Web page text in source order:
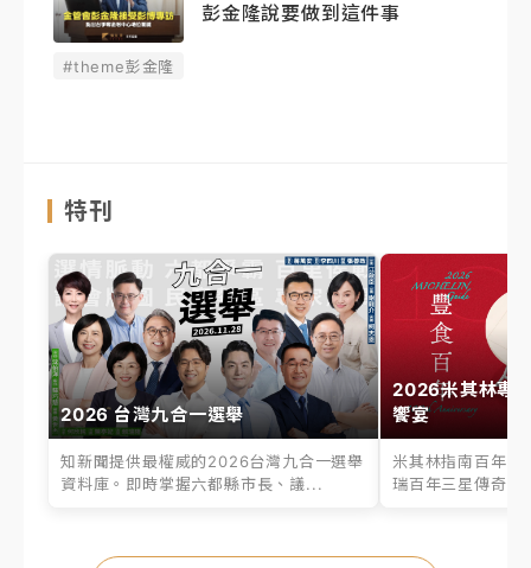
彭金隆說要做到這件事
#theme彭金隆
特刊
2026 台灣九合一選舉
知新聞提供最權威的2026台灣九合一選舉
資料庫。即時掌握六都縣市長、議...
2026米其林專
饗宴
米其林指南百年之
瑞百年三星傳奇、